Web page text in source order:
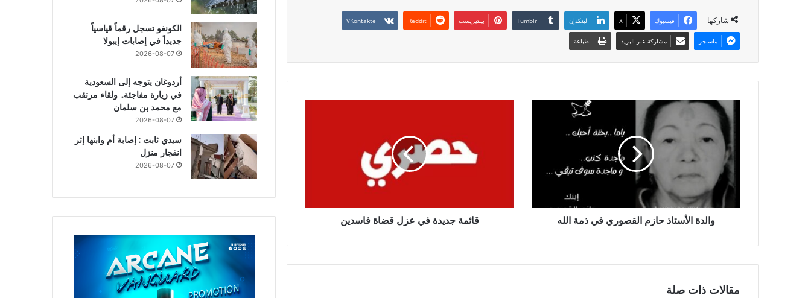
شاركها فيسبوك X لينكدإن بينتيريست
ماسنجر مشاركة عبر البريد طباعة
والدة الأستاذ حازم القصوري في ذمة الله قائمة جديدة في عزل قضاة فاسدين
مقالات ذات صلة
الكونغو تسجل رقماً قياسياً
جديداً في إصابات إيبولا
2026-08-07
أردوغان يتوجه إلى السعودية
في زيارة مفاجئة.. ولقاء مرتقب
مع محمد بن سلمان
2026-08-07
سيدي ثابت : إصابة أم وابنها إثر
انفجار منزل
2026-08-07